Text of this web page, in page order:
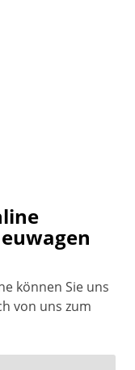
können Sie uns
von uns zum